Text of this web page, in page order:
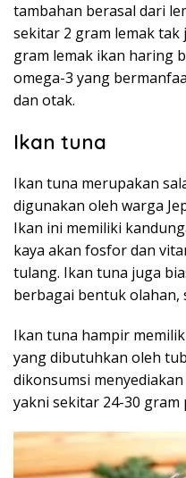
tambahan berasal dari
sekitar 2 gram lemak tak
gram lemak ikan haring
omega-3 yang
dan otak.
Ikan tuna
Ikan tuna merupakan
digunakan oleh warga
Ikan ini memiliki
kaya akan fosfor dan
tulang. Ikan tuna juga
berbagai bentuk olahan,
Ikan tuna hampir
yang dibutuhkan oleh
dikonsumsi
yakni sekitar 24-30